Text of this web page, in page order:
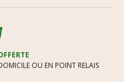
OU EN POINT RELAIS